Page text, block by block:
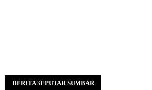
BERITA SEPUTAR SUMBAR